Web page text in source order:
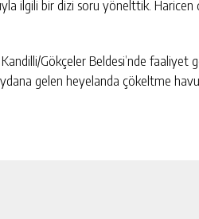
ilgili bir dizi soru yönelttik.
Kandilli/Gökçeler Beldesi’nde
gelen heyelanda çökeltme